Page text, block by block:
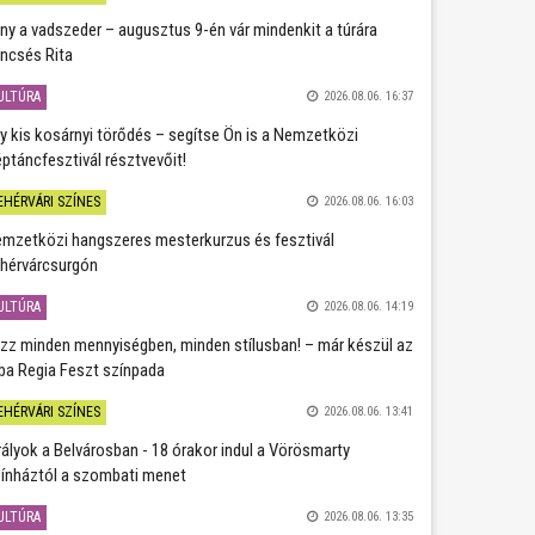
a vadszeder – augusztus 9-én vár mindenkit a túrára
Rita
2026.08.06. 16:37
kis kosárnyi törődés – segítse Ön is a Nemzetközi
résztvevőit!
SZÍNES 2026.08.06. 16:03
hangszeres mesterkurzus és fesztivál
2026.08.06. 14:19
minden mennyiségben, minden stílusban! – már készül az
Regia Feszt színpada
SZÍNES 2026.08.06. 13:41
a Belvárosban - 18 órakor indul a Vörösmarty
a szombati menet
2026.08.06. 13:35